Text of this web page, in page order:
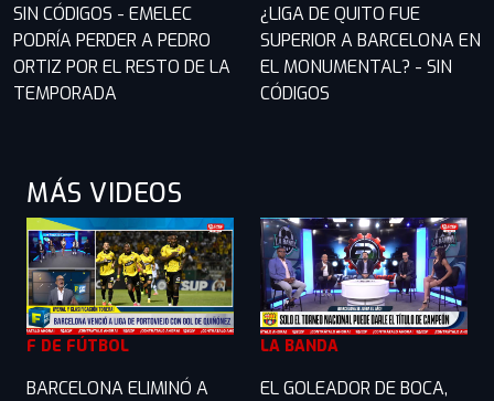
SIN CÓDIGOS - EMELEC
PODRÍA PERDER A PEDRO
ORTIZ POR EL RESTO DE LA
TEMPORADA
¿LIGA DE QUITO FUE
SUPERIOR A BARCELONA EN
EL MONUMENTAL? - SIN
CÓDIGOS
MÁS VIDEOS
F DE FÚTBOL
BARCELONA ELIMINÓ A
LA BANDA
EL GOLEADOR DE BOCA,